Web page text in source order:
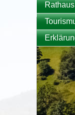
Rathaus